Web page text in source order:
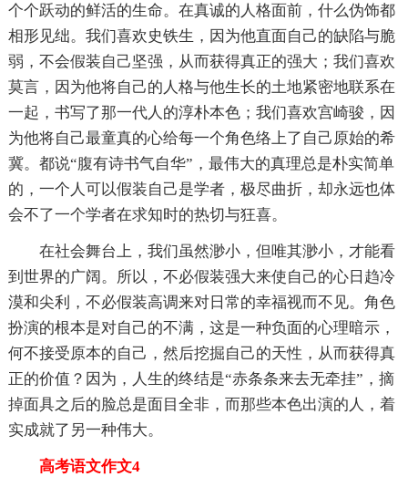
个个跃动的鲜活的生命。在真诚的人格面前，什么伪饰都
相形见绌。我们喜欢史铁生，因为他直面自己的缺陷与脆
弱，不会假装自己坚强，从而获得真正的强大；我们喜欢
莫言，因为他将自己的人格与他生长的土地紧密地联系在
一起，书写了那一代人的淳朴本色；我们喜欢宫崎骏，因
为他将自己最童真的心给每一个角色络上了自己原始的希
冀。都说“腹有诗书气自华”，最伟大的真理总是朴实简单
的，一个人可以假装自己是学者，极尽曲折，却永远也体
会不了一个学者在求知时的热切与狂喜。
在社会舞台上，我们虽然渺小，但唯其渺小，才能看
到世界的广阔。所以，不必假装强大来使自己的心日趋冷
漠和尖利，不必假装高调来对日常的幸福视而不见。角色
扮演的根本是对自己的不满，这是一种负面的心理暗示，
何不接受原本的自己，然后挖掘自己的天性，从而获得真
正的价值？因为，人生的终结是“赤条条来去无牵挂”，摘
掉面具之后的脸总是面目全非，而那些本色出演的人，着
实成就了另一种伟大。
高考语文作文4